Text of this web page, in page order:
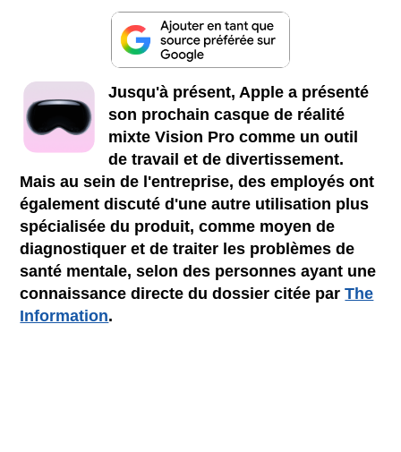
Jusqu'à présent, Apple a présenté
son prochain casque de réalité
mixte Vision Pro comme un outil
de travail et de divertissement.
Mais au sein de l'entreprise, des employés ont
également discuté d'une autre utilisation plus
spécialisée du produit, comme moyen de
diagnostiquer et de traiter les problèmes de
santé mentale, selon des personnes ayant une
connaissance directe du dossier citée parThe
Information.